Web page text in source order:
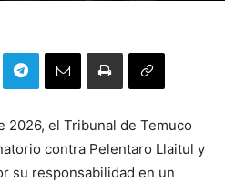
2026, el Tribunal de Temuco
contra Pelentaro Llaitul y
su responsabilidad en un